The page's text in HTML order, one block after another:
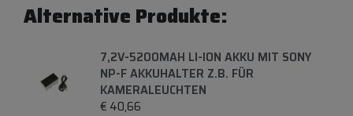
Alternative Produkte:
7,2V-5200MAH LI-ION AKKU MIT SONY
NP-F AKKUHALTER Z.B. FÜR
KAMERALEUCHTEN
€ 40,66